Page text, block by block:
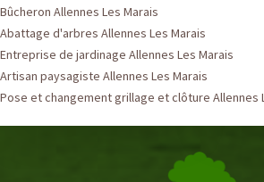
Bûcheron Allennes Les Marais
Abattage d'arbres Allennes Les Marais
Entreprise de jardinage Allennes Les Marais
Artisan paysagiste Allennes Les Marais
Pose et changement grillage et clôture Allennes